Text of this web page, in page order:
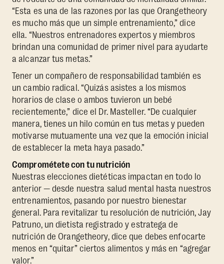
“Esta es una de las razones por las que Orangetheory
es mucho más que un simple entrenamiento,” dice
ella. “Nuestros entrenadores expertos y miembros
brindan una comunidad de primer nivel para ayudarte
a alcanzar tus metas.”
Tener un compañero de responsabilidad también es
un cambio radical. “Quizás asistes a los mismos
horarios de clase o ambos tuvieron un bebé
recientemente,” dice el Dr. Masteller. “De cualquier
manera, tienes un hilo común en tus metas y pueden
motivarse mutuamente una vez que la emoción inicial
de establecer la meta haya pasado.”
Comprométete con tu nutrición
Nuestras elecciones dietéticas impactan en todo lo
anterior — desde nuestra salud mental hasta nuestros
entrenamientos, pasando por nuestro bienestar
general. Para revitalizar tu resolución de nutrición, Jay
Patruno, un dietista registrado y estratega de
nutrición de Orangetheory, dice que debes enfocarte
menos en “quitar” ciertos alimentos y más en “agregar
valor.”